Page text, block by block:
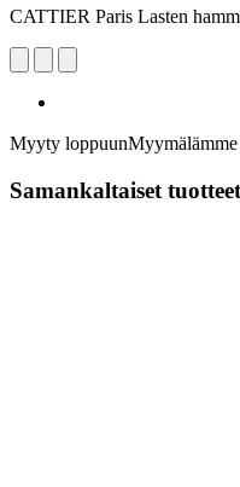
CATTIER Paris Lasten
Myyty loppuunMyymälämme
Samankaltaiset tuotteet